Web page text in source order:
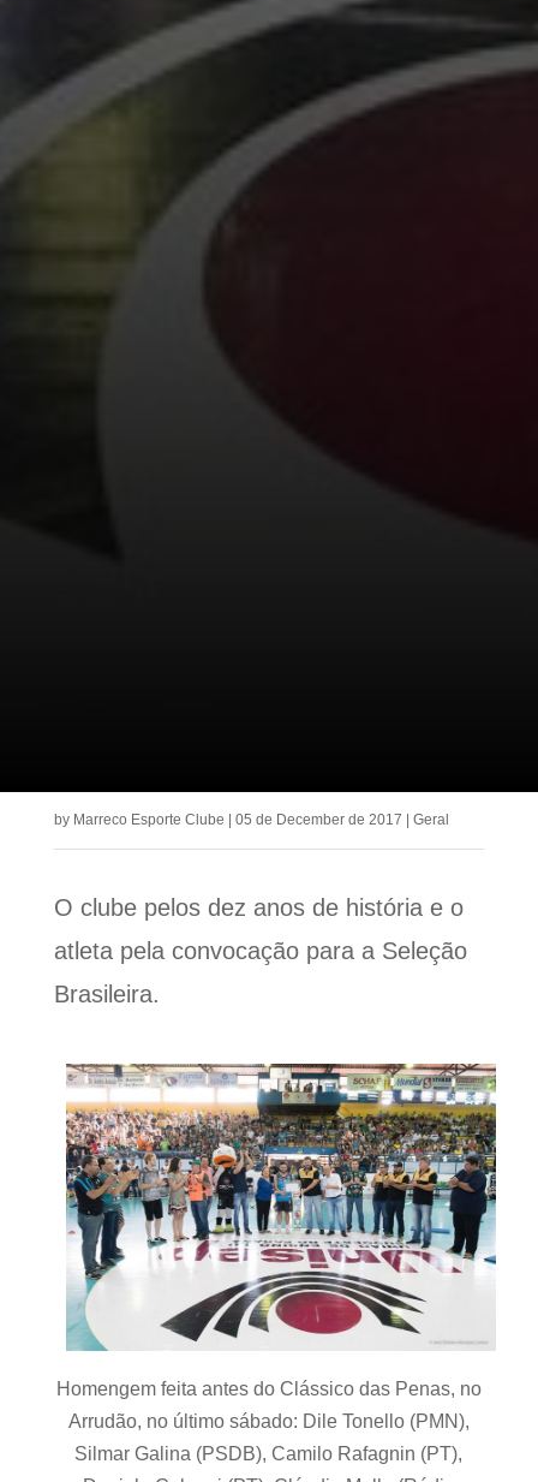
by Marreco Esporte Clube 05 de December de 2017 Geral
O clube pelos dez anos de história e o
atleta pela convocação para a Seleção
Brasileira.
Homengem feita antes do Clássico das Penas, no
Arrudão, no último sábado: Dile Tonello (PMN),
Silmar Galina (PSDB), Camilo Rafagnin (PT),